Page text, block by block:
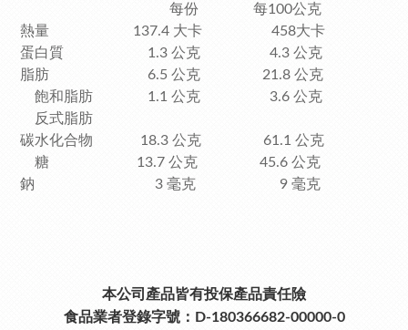
每份 每100公克
熱量 137.4 大卡 458大卡
蛋白質 1.3 公克 4.3 公克
脂肪 6.5 公克 21.8 公克
飽和脂肪 1.1 公克 3.6 公克
反式脂肪
碳水化合物 18.3 公克 61.1 公克
糖 13.7 公克 45.6 公克
鈉 3 毫克 9 毫克
本公司產品皆有投保產品責任險
食品業者登錄字號：D-180366682-00000-0